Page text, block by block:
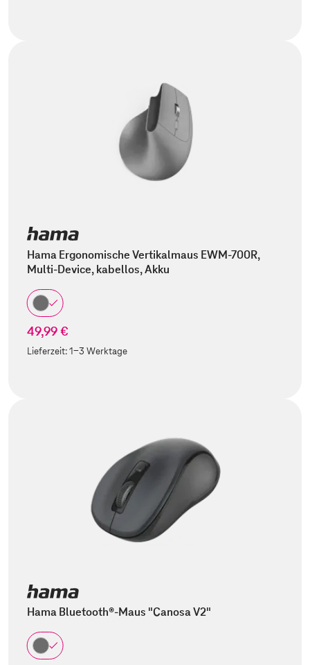
Hama Ergonomische Vertikalmaus EWM-700R,
Multi-Device, kabellos, Akku
49,99 €
Lieferzeit:1-3 Werktage
Hama Bluetooth®-Maus "Canosa V2"